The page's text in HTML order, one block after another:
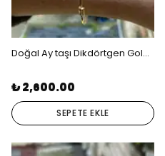
Doğal Ay taşı Dikdörtgen Gold Gümüş Bileklik
₺ 2,600.00
SEPETE EKLE